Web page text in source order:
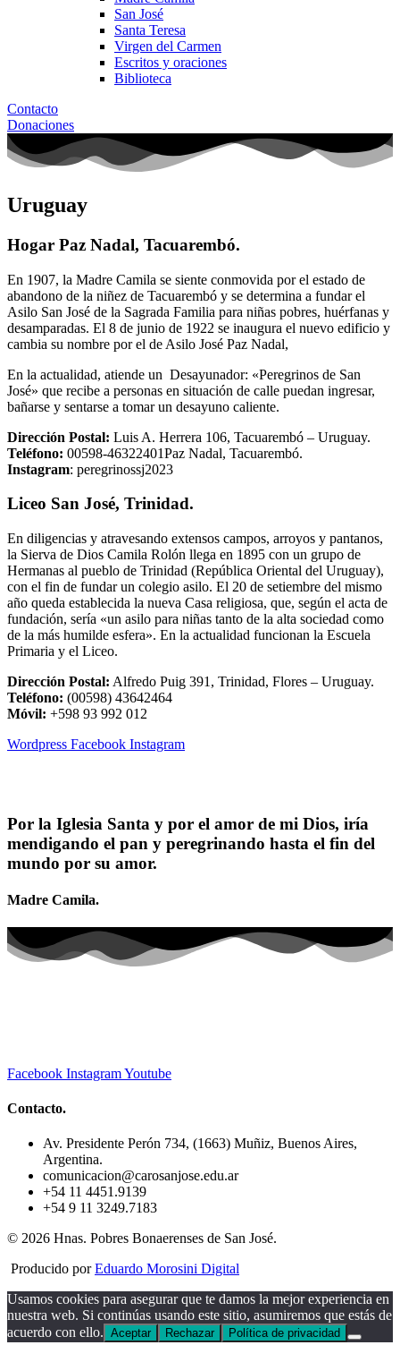
San José
Santa Teresa
Virgen del Carmen
Escritos y oraciones
Biblioteca
Contacto
Donaciones
Uruguay
Hogar Paz Nadal, Tacuarembó.
En 1907, la Madre Camila se siente conmovida por el estado de
abandono de la niñez de Tacuarembó y se determina a fundar el
Asilo San José de la Sagrada Familia para niñas pobres, huérfanas y
desamparadas. El 8 de junio de 1922 se inaugura el nuevo edificio y
cambia su nombre por el de Asilo José Paz Nadal,
En la actualidad, atiende un Desayunador: «Peregrinos de San
José» que recibe a personas en situación de calle puedan ingresar,
bañarse y sentarse a tomar un desayuno caliente.
Dirección Postal: Luis A. Herrera 106, Tacuarembó – Uruguay.
Teléfono: 00598-46322401Paz Nadal, Tacuarembó.
Instagram: peregrinossj2023
Liceo San José, Trinidad.
En diligencias y atravesando extensos campos, arroyos y pantanos,
la Sierva de Dios Camila Rolón llega en 1895 con un grupo de
Hermanas al pueblo de Trinidad (República Oriental del Uruguay),
con el fin de fundar un colegio asilo. El 20 de setiembre del mismo
año queda establecida la nueva Casa religiosa, que, según el acta de
fundación, sería «un asilo para niñas tanto de la alta sociedad como
de la más humilde esfera». En la actualidad funcionan la Escuela
Primaria y el Liceo.
Dirección Postal: Alfredo Puig 391, Trinidad, Flores – Uruguay.
Teléfono: (00598) 43642464
Móvil: +598 93 992 012
Wordpress Facebook Instagram
Por la Iglesia Santa y por el amor de mi Dios, iría
mendigando el pan y peregrinando hasta el fin del
mundo por su amor.
Madre Camila.
Facebook InstagramYoutube
Contacto.
Av. Presidente Perón 734, (1663) Muñiz, Buenos Aires,
Argentina.
comunicacion@carosanjose.edu.ar
+54 11 4451.9139
+54 9 11 3249.7183
© 2026 Hnas. Pobres Bonaerenses de San José.
Producido porEduardo Morosini Digital
Usamos cookies para asegurar que te damos la mejor experiencia en
nuestra web. Si continúas usando este sitio, asumiremos que estás de
acuerdo con ello. Aceptar Rechazar Política de privacidad